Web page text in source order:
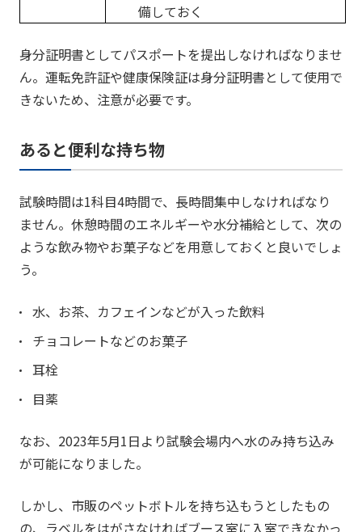
備しておく
身分証明書としてパスポートを提出しなければなりませ
ん。運転免許証や健康保険証は身分証明書として使用で
きないため、注意が必要です。
あると便利な持ち物
試験時間は1科目4時間で、長時間集中しなければなり
ません。休憩時間のエネルギーや水分補給として、次の
ような飲み物やお菓子などを用意しておくと良いでしょ
う。
水、お茶、カフェインなどが入った飲料
チョコレートなどのお菓子
耳栓
目薬
なお、2023年5月1日より試験会場内へ水のみ持ち込み
が可能になりました。
しかし、市販のペットボトルを持ち込もうとしたもの
の、ラベルをはがさなければブース室に入室できなかっ